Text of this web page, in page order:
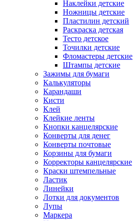
Наклейки детские
Ножницы детские
Пластилин детский
Раскраска детская
Тесто детское
Точилки детские
Фломастеры детские
Штампы детские
Зажимы для бумаги
Калькуляторы
Карандаши
Кисти
Клей
Клейкие ленты
Кнопки канцелярские
Конверты для денег
Конверты почтовые
Корзины для бумаги
Корректоры канцелярские
Краски штемпельные
Ластик
Линейки
Лотки для документов
Лупы
Маркера